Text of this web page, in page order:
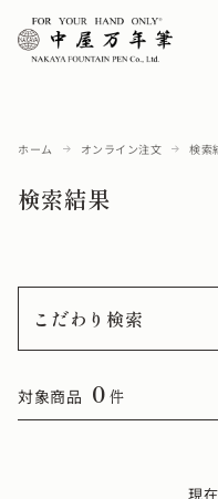
ホーム オンライン注文 検索
検索結果
こだわり検索
対象商品 0 件
現